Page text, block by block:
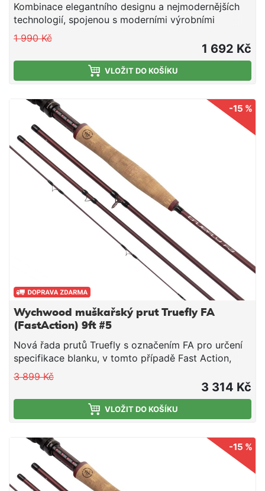
Kombinace elegantního designu a nejmodernějších
technologií, spojenou s moderními výrobními
postupy, je tato nová řada prutů FLOW navržena tak,
aby splňovala na maximum potřeby moderního
rybáře.
1 990 Kč
1 692 Kč
VLOŽIT DO KOŠÍKU
-15 %
Wychwood muškařský prut Truefly FA
(FastAction) 9ft #5
Nová řada prutů Truefly s označením FA pro určení
specifikace blanku, v tomto případě Fast Action,
tedy rychlá akce. Krásný design s maximálním
výkonem.
3 899 Kč
3 314 Kč
VLOŽIT DO KOŠÍKU
-15 %